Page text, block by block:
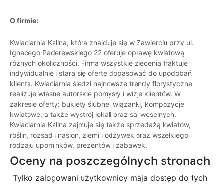
O firmie:
Kwiaciarnia Kalina, która znajduje się w Zawierciu przy ul.
Ignacego Paderewskiego 22 oferuje oprawę kwiatową
różnych okoliczności. Firma wszystkie zlecenia traktuje
indywidualnie i stara się ofertę dopasować do upodobań
klienta. Kwiaciarnia śledzi najnowsze trendy florystyczne,
realizuje własne autorskie pomysły i wizje klientów. W
zakresie oferty: bukiety ślubne, wiązanki, kompozycje
kwiatowe, a także wystrój lokali oraz sal weselnych.
Kwiaciarnia Kalina zajmuje się także sprzedażą kwiatów,
roślin, rozsad i nasion, ziemi i odżywek oraz wszelkiego
rodzaju upominków, prezentów i zabawek.
Oceny na poszczególnych stronach
Tylko zalogowani użytkownicy maja dostęp do tych